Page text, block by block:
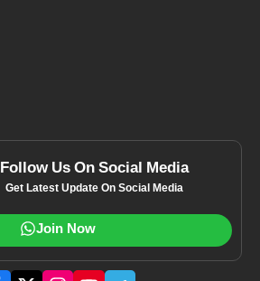
Follow Us On Social Media
Get Latest Update On Social Media
Join Now